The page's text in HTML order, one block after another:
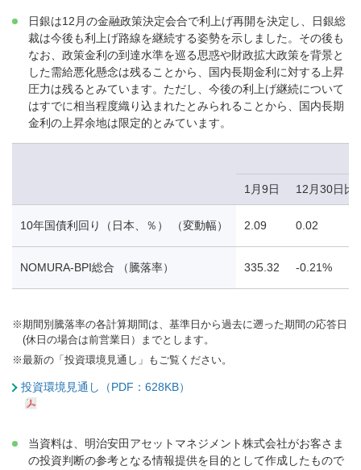
日銀は12月の金融政策決定会合で利上げ再開を決定し、日銀総
裁は今後も利上げ路線を継続する姿勢を示しました。その後も
なお、政策金利の到達水準を巡る思惑や財政拡大政策を背景と
した需給悪化懸念は残ることから、国内長期金利に対する上昇
圧力は残るとみています。ただし、今後の利上げ継続について
はすでに相当程度織り込まれたとみられることから、国内長期
金利の上昇余地は限定的とみています。
1月9日 12月30日比
10年国債利回り（日本、％） （変動幅） 2.09 0.02
NOMURA-BPI総合 （騰落率） 335.32 -0.21%
※期間別騰落率の各計算期間は、基準日から過去に遡った期間の応答日
(休日の場合は前営業日）までとします。
※最新の「投資環境見通し」もご覧ください。
投資環境見通し（PDF：628KB）
当資料は、明治安田アセットマネジメント株式会社がお客さま
の投資判断の参考となる情報提供を目的として作成したもので